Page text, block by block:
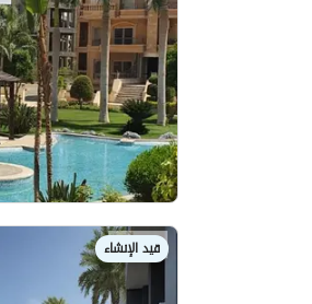
قيد الإنشاء